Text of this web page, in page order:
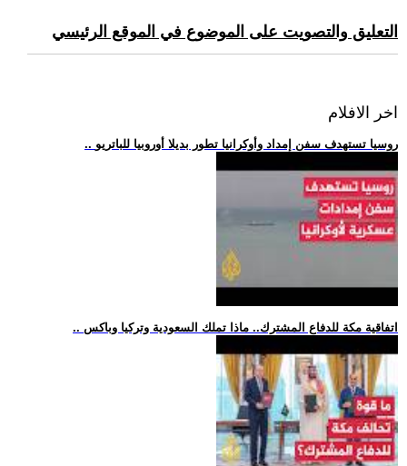
التعليق والتصويت على الموضوع في الموقع الرئيسي
اخر الافلام
.. روسيا تستهدف سفن إمداد وأوكرانيا تطور بديلا أوروبيا للباتريو
.. اتفاقية مكة للدفاع المشترك.. ماذا تملك السعودية وتركيا وباكس